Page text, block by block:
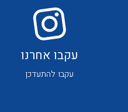
עקבו אחרנו
עקבו להתעדכן